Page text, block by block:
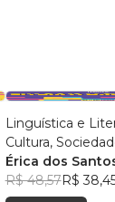
Linguística e
Cultura,
Érica dos
R$ 48,57R$